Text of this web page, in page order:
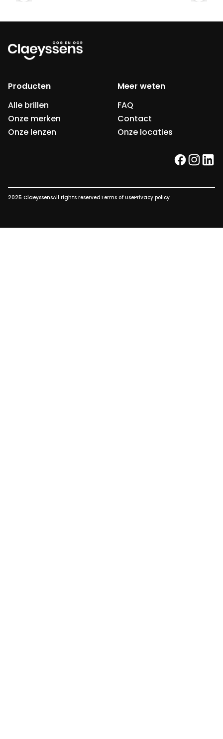
Producten
Alle brillen
Onze merken
Onze lenzen
Meer weten
FAQ
Contact
Onze locaties
facebook
2025 ClaeyssensAll rights reservedTerms of UsePrivacy policy